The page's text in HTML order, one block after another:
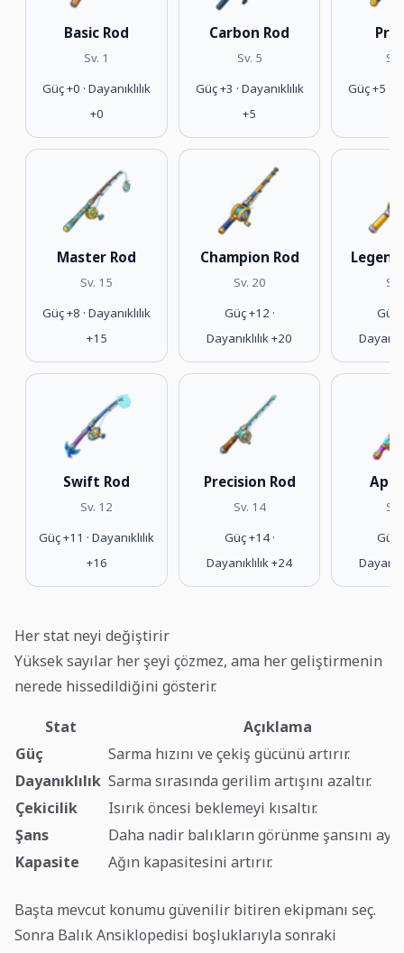
Basic Rod
Sv. 1
Güç +0 · Dayanıklılık
+0
Carbon Rod
Sv. 5
Güç +3 · Dayanıklılık
+5
Pro
Güç +5 ·
Master Rod
Sv. 15
Güç +8 · Dayanıklılık
+15
Champion Rod
Sv. 20
Güç +12 ·
Dayanıklılık +20
Güç
Swift Rod
Sv. 12
Güç +11 · Dayanıklılık
+16
Precision Rod
Sv. 14
Güç +14 ·
Dayanıklılık +24
Güç
Her stat neyi değiştirir
Yüksek sayılar her şeyi çözmez, ama her geliştirmenin
nerede hissedildiğini gösterir.
Stat
Açıklama
Güç
Sarma hızını ve çekiş gücünü artırır.
Dayanıklılık Sarma sırasında gerilim artışını azaltır.
Çekicilik
Isırık öncesi beklemeyi kısaltır.
Şans
Daha nadir balıkların görünme şansını
Kapasite
Ağın kapasitesini artırır.
Başta mevcut konumu güvenilir bitiren ekipmanı seç.
Sonra Balık Ansiklopedisi boşluklarıyla sonraki